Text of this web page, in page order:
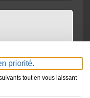
or
priorité.
tout en vous laissant